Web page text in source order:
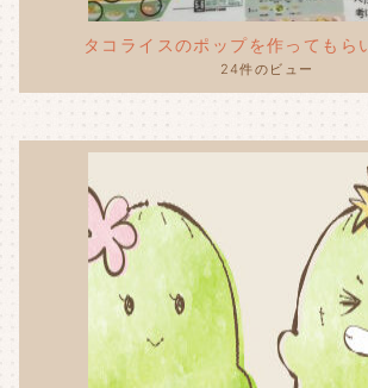
タコライスのポップを作ってもら
24件のビュー